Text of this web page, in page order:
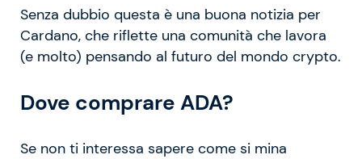
Senza dubbio questa è una buona notizia per
Cardano, che riflette una comunità che lavora
(e molto) pensando al futuro del mondo crypto.
Dove comprare ADA?
Se non ti interessa sapere come si mina